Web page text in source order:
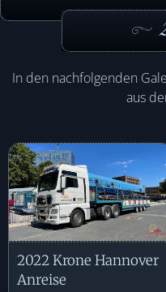
In den nachfolgenden
aus
2022 Krone Hannover
Anreise